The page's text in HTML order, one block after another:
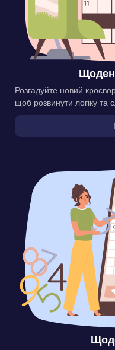
Розгадуйте новий
щоб розвинути логіку та